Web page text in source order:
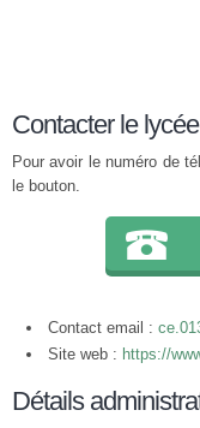
Contacter le lycée
Pour avoir le numéro de
le bouton.
Contact email :
Site web : https://
Détails